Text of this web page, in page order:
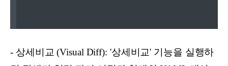
- 상세비교 (Visual Diff): '상세비교' 기능을 실행하